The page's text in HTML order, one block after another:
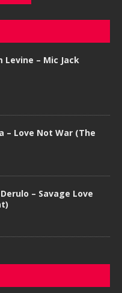
– Mic Jack
– Love Not War (The
– Savage Love